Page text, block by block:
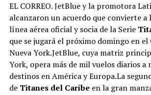
EL CORREO. JetBlue y la promotora
alcanzaron un acuerdo que convierte a
línea aérea oficial y socia de la Serie
que se jugará el próximo domingo en el
Nueva York.JetBlue, cuya matriz
York, opera más de mil vuelos diarios a
destinos en América y Europa.La
de Titanes del Caribeen la gran